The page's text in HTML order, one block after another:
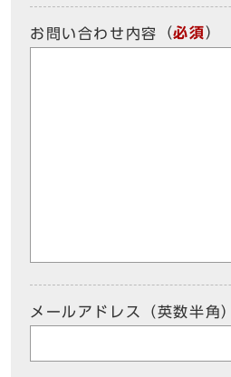
お問い合わせ内容 （必須）
メールアドレス（英数半角）